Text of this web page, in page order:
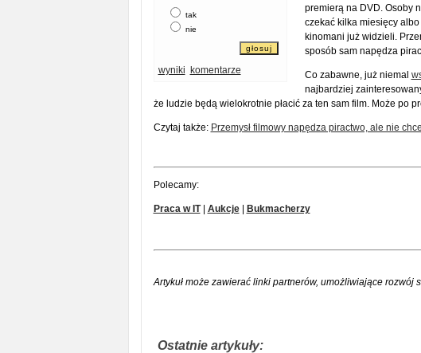
tak
nie
wyniki komentarze
premierą na DVD. Osoby
czekać kilka miesięcy
kinomani już widzieli.
sposób sam napędza
Co zabawne, już niemal
najbardziej
że ludzie będą wielokrotnie płacić za ten sam film. Może po
Czytaj także: Przemysł filmowy napędza piractwo, ale nie
Polecamy:
Praca w IT| Aukcje| Bukmacherzy
Artykuł może zawierać linki partnerów, umożliwiające rozwój
Ostatnie artykuły: